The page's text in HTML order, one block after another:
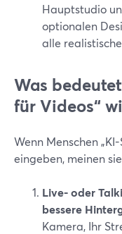
Hauptstudio
optionalen
alle
Was
für Videos“
Wenn Menschen
eingeben, meinen
Live- oder
bessere
Kamera, Ihr